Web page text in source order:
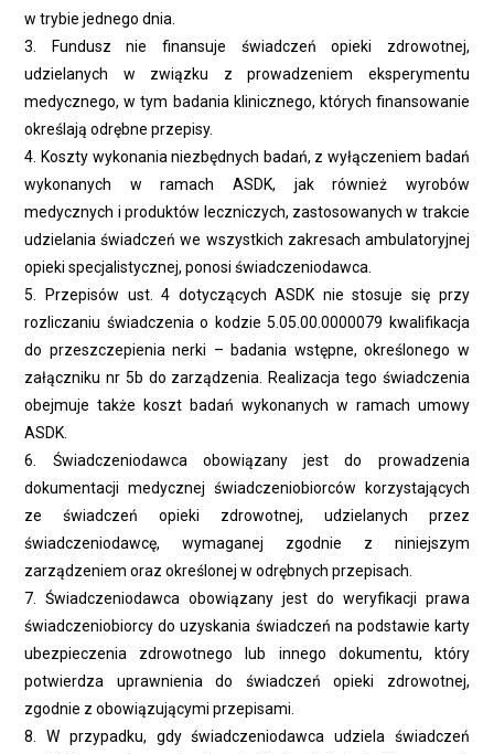
w trybie jednego dnia.
3. Fundusz nie finansuje świadczeń opieki zdrowotnej,
udzielanych w związku z prowadzeniem eksperymentu
medycznego, w tym badania klinicznego, których finansowanie
określają odrębne przepisy.
4. Koszty wykonania niezbędnych badań, z wyłączeniem badań
wykonanych w ramach ASDK, jak również wyrobów
medycznych i produktów leczniczych, zastosowanych w trakcie
udzielania świadczeń we wszystkich zakresach ambulatoryjnej
opieki specjalistycznej, ponosi świadczeniodawca.
5. Przepisów ust. 4 dotyczących ASDK nie stosuje się przy
rozliczaniu świadczenia o kodzie 5.05.00.0000079 kwalifikacja
do przeszczepienia nerki – badania wstępne, określonego w
załączniku nr 5b do zarządzenia. Realizacja tego świadczenia
obejmuje także koszt badań wykonanych w ramach umowy
ASDK.
6. Świadczeniodawca obowiązany jest do prowadzenia
dokumentacji medycznej świadczeniobiorców korzystających
ze świadczeń opieki zdrowotnej, udzielanych przez
świadczeniodawcę, wymaganej zgodnie z niniejszym
zarządzeniem oraz określonej w odrębnych przepisach.
7. Świadczeniodawca obowiązany jest do weryfikacji prawa
świadczeniobiorcy do uzyskania świadczeń na podstawie karty
ubezpieczenia zdrowotnego lub innego dokumentu, który
potwierdza uprawnienia do świadczeń opieki zdrowotnej,
zgodnie z obowiązującymi przepisami.
8. W przypadku, gdy świadczeniodawca udziela świadczeń